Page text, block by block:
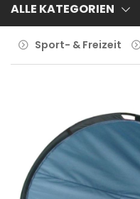
ALLE KATEGORIEN
Sport- & Freizeit